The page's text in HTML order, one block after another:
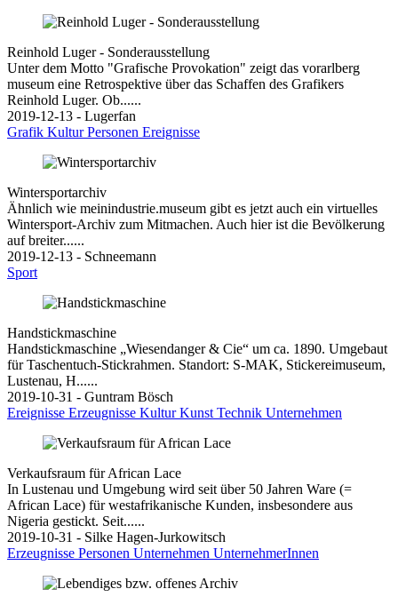
Reinhold Luger - Sonderausstellung
Unter dem Motto "Grafische Provokation" zeigt das vorarlberg
museum eine Retrospektive über das Schaffen des Grafikers
Reinhold Luger. Ob......
2019-12-13 - Lugerfan
Grafik KulturPersonen Ereignisse
Wintersportarchiv
Ähnlich wie meinindustrie.museum gibt es jetzt auch ein virtuelles
Wintersport-Archiv zum Mitmachen. Auch hier ist die Bevölkerung
auf breiter......
2019-12-13 - Schneemann
Sport
Handstickmaschine
Handstickmaschine „Wiesendanger & Cie“ um ca. 1890. Umgebaut
für Taschentuch-Stickrahmen. Standort: S-MAK, Stickereimuseum,
Lustenau, H......
2019-10-31 - Guntram Bösch
Ereignisse Erzeugnisse KulturKunst Technik Unternehmen
Verkaufsraum für African Lace
In Lustenau und Umgebung wird seit über 50 Jahren Ware (=
African Lace) für westafrikanische Kunden, insbesondere aus
Nigeria gestickt. Seit......
2019-10-31 - Silke Hagen-Jurkowitsch
Erzeugnisse Personen Unternehmen UnternehmerInnen